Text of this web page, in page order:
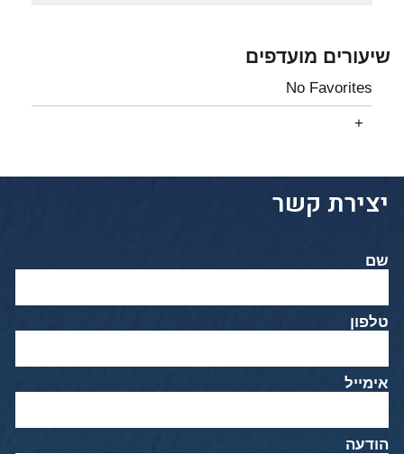
שיעורים מועדפים
No Favorites
יצירת קשר
שם
טלפון
אימייל
הודעה